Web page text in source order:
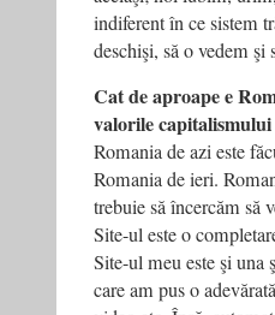
indiferent în ce sistem
deschişi, să o vedem
Cat de aproape e
valorile
Romania de azi este
Romania de ieri.
trebuie să încercăm să
Site-ul este o
Site-ul meu este şi
care am pus o